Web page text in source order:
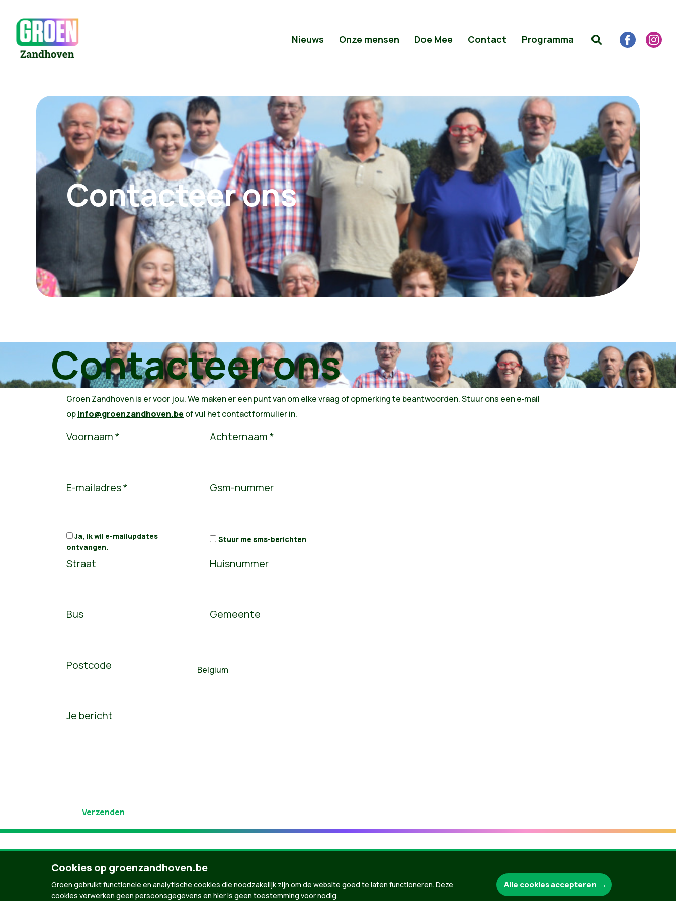
Nieuws Onze mensen Doe Mee Contact Programma
Contacteer ons
Contacteer ons
Groen Zandhoven is er voor jou. We maken er een punt van om elke vraag of opmerking te beantwoorden. Stuur ons een e‑mail
opinfo@groenzandhoven.be of vul het contactformulier in.
Voornaam * Achternaam *
E-mailadres *
Ja, ik wil e-mailupdates
ontvangen.
Gsm-nummer
Stuur me sms-berichten
Straat Huisnummer
Bus Gemeente
Postcode
Je bericht
Groen.be
Cookies op groenzandhoven.be
Groen gebruikt functionele en analytische cookies die noodzakelijk zijn om de website goed te laten functioneren. Deze
cookies verwerken geen persoonsgegevens en hier is geen toestemming voor nodig.
Alle cookies accepteren